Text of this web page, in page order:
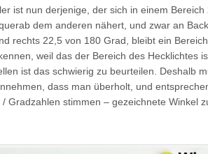
ist nun derjenige, der sich in einem
dem anderen nähert, und zwar an
rechts 22,5 von 180 Grad, bleibt ein
weil das der Bereich des Hecklichtes
ist das schwierig zu beurteilen. Deshalb
dass man überholt, und
/ Gradzahlen stimmen – gezeichnete Winkel